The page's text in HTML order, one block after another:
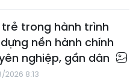
trẻ trong hành trình
nền hành chính
nghiệp, gần dân
8:13